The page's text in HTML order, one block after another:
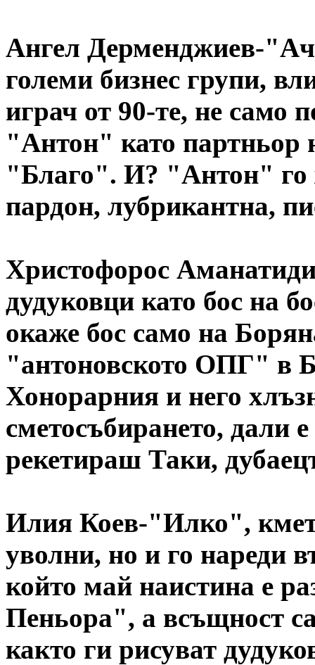
Ангел Дерменджиев-
големи бизнес групи,
играч от 90-те, не
"Антон" като
"Благо". И? "Антон" го
пардон, лубрикантна,
Христофорос
дудуковци като бос на
окаже бос само на
"антоновското ОПГ" в
Хонорарния и него
сметосъбирането, дали
рекетираш Таки,
Илия Коев-"Илко",
уволни, но и го нареди
който май наистина е
Пеньора", а всъщност
както ги рисуват